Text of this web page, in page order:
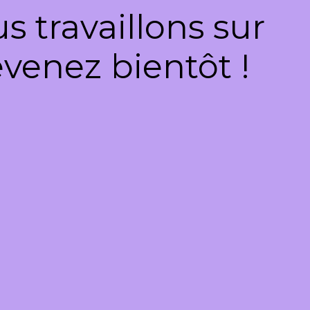
travaillons sur
bientôt !